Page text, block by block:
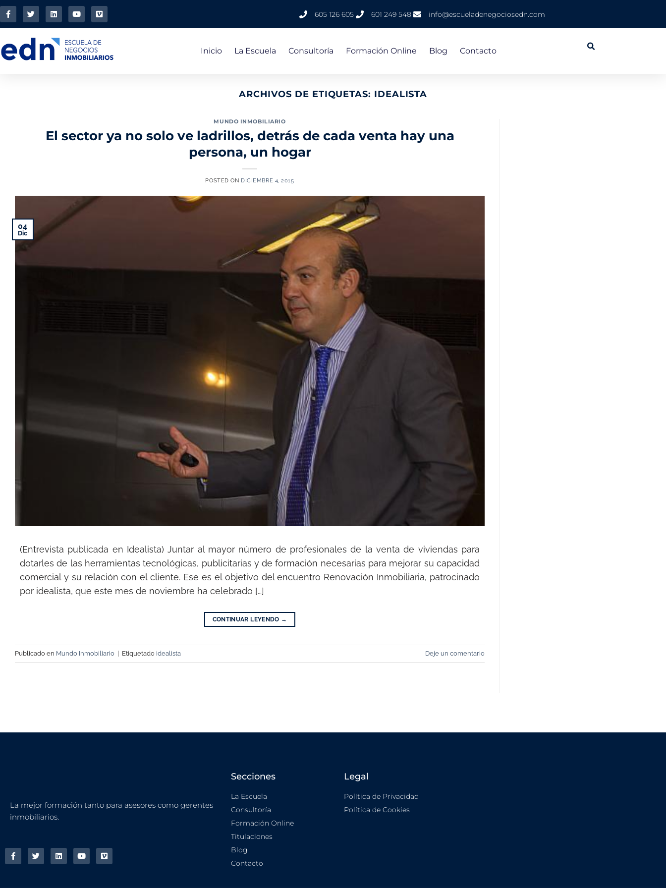
605 126 605 601 249 548 info@escueladenegociosedn.com
Inicio La Escuela Consultoría Formación Online Blog Contacto
ARCHIVOS DE ETIQUETAS: IDEALISTA
MUNDO INMOBILIARIO
El sector ya no solo ve ladrillos, detrás de cada venta hay una
persona, un hogar
POSTED ON DICIEMBRE 4, 2015
04
Dic
(Entrevista publicada en Idealista) Juntar al mayor número de profesionales de la venta de viviendas para
dotarles de las herramientas tecnológicas, publicitarias y de formación necesarias para mejorar su capacidad
comercial y su relación con el cliente. Ese es el objetivo del encuentro Renovación Inmobiliaria, patrocinado
por idealista, que este mes de noviembre ha celebrado […]
CONTINUAR LEYENDO →
Publicado en Mundo Inmobiliario | Etiquetado idealista Deje un comentario
La mejor formación tanto para asesores como gerentes
inmobiliarios.
Secciones
La Escuela
Consultoría
Formación Online
Titulaciones
Blog
Contacto
Legal
Política de Privacidad
Política de Cookies